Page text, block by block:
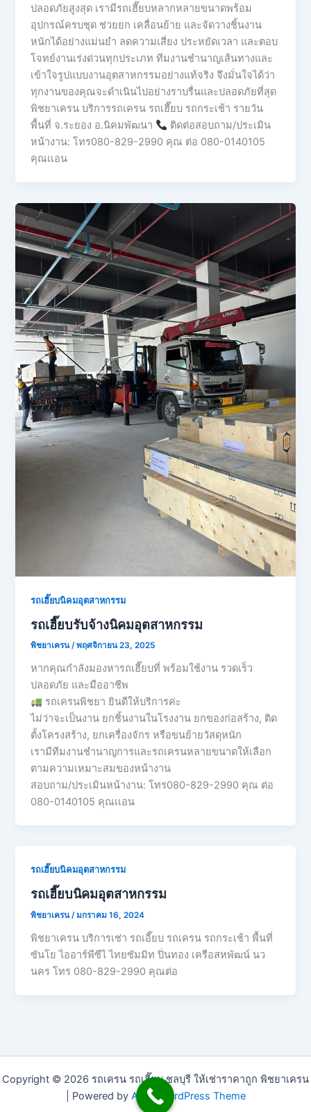
ปลอดภัยสูงสุด เรามีรถเฮี๊ยบหลากหลายขนาดพร้อม
อุปกรณ์ครบชุด ช่วยยก เคลื่อนย้าย และจัดวางชิ้นงาน
หนักได้อย่างแม่นยำ ลดความเสี่ยง ประหยัดเวลา และตอบ
โจทย์งานเร่งด่วนทุกประเภท ทีมงานชำนาญเส้นทางและ
เข้าใจรูปแบบงานอุตสาหกรรมอย่างแท้จริง จึงมั่นใจได้ว่า
ทุกงานของคุณจะดำเนินไปอย่างราบรื่นและปลอดภัยที่สุด
พิชยาเครน บริการรถเครน รถเฮี๊ยบ รถกระเช้า รายวัน
พื้นที่ จ.ระยอง อ.นิคมพัฒนา
ติดต่อสอบถาม/ประเมิน
หน้างาน: โทร080-829-2990 คุณ ต่อ 080-0140105
คุณเเอน
รถเฮี๊ยบนิคมอุตสาหกรรม
รถเฮี๊ยบรับจ้างนิคมอุตสาหกรรม
พิชยาเครน/พฤศจิกายน 23, 2025
หากคุณกำลังมองหารถเฮี๊ยบที่ พร้อมใช้งาน รวดเร็ว
ปลอดภัย และมืออาชีพ
รถเครนพิชยา ยินดีให้บริการค่ะ
ไม่ว่าจะเป็นงาน ยกชิ้นงานในโรงงาน ยกของก่อสร้าง, ติด
ตั้งโครงสร้าง, ยกเครื่องจักร หรือขนย้ายวัสดุหนัก
เรามีทีมงานชำนาญการและรถเครนหลายขนาดให้เลือก
ตามความเหมาะสมของหน้างาน
สอบถาม/ประเมินหน้างาน: โทร080-829-2990 คุณ ต่อ
080-0140105 คุณเเอน
รถเฮี๊ยบนิคมอุตสาหกรรม
รถเฮี๊ยบนิคมอุตสาหกรรม
พิชยาเครน/มกราคม 16, 2024
พิชยาเครน บริการเช่า รถเอี๊ยบ รถเครน รถกระเช้า พื้นที่
ซันโย ไออาร์พีซีไ ไทยซัมมิท ปิ่นทอง เครือสหพัฒน์ นว
นคร โทร 080-829-2990 คุณต่อ
Copyright © 2026 รถเครน รถเฮี๊ยบ ชลบุรี ให้เช่าราคาถูก พิชยาเครน
| Powered by Astra WordPress Theme